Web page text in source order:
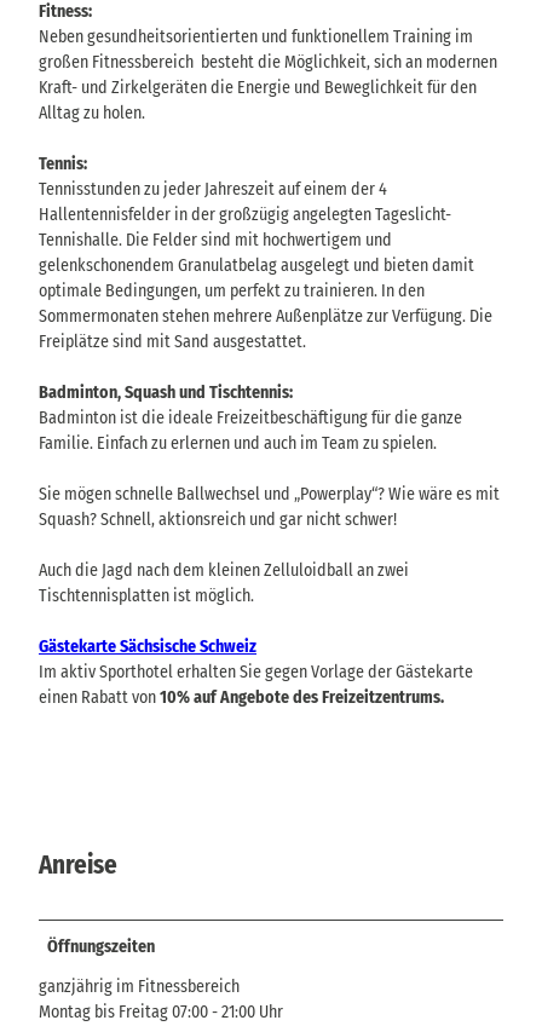
Fitness:
Neben gesundheitsorientierten und funktionellem Training im
großen Fitnessbereich besteht die Möglichkeit, sich an modernen
Kraft- und Zirkelgeräten die Energie und Beweglichkeit für den
Alltag zu holen.
Tennis:
Tennisstunden zu jeder Jahreszeit auf einem der 4
Hallentennisfelder in der großzügig angelegten Tageslicht-
Tennishalle. Die Felder sind mit hochwertigem und
gelenkschonendem Granulatbelag ausgelegt und bieten damit
optimale Bedingungen, um perfekt zu trainieren. In den
Sommermonaten stehen mehrere Außenplätze zur Verfügung. Die
Freiplätze sind mit Sand ausgestattet.
Badminton, Squash und Tischtennis:
Badminton ist die ideale Freizeitbeschäftigung für die ganze
Familie. Einfach zu erlernen und auch im Team zu spielen.
Sie mögen schnelle Ballwechsel und „Powerplay“? Wie wäre es mit
Squash? Schnell, aktionsreich und gar nicht schwer!
Auch die Jagd nach dem kleinen Zelluloidball an zwei
Tischtennisplatten ist möglich.
Gästekarte Sächsische Schweiz
Im aktiv Sporthotel erhalten Sie gegen Vorlage der Gästekarte
einen Rabatt von10% auf Angebote des Freizeitzentrums.
Anreise
Öffnungszeiten
ganzjährig im Fitnessbereich
Montag bis Freitag 07:00 - 21:00 Uhr